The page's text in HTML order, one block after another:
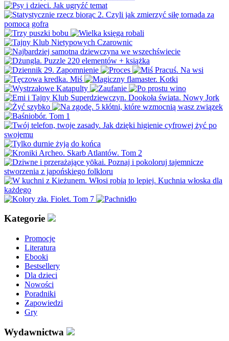
Kategorie
Promocje
Literatura
Ebooki
Bestsellery
Dla dzieci
Nowości
Poradniki
Zapowiedzi
Gry
Wydawnictwa